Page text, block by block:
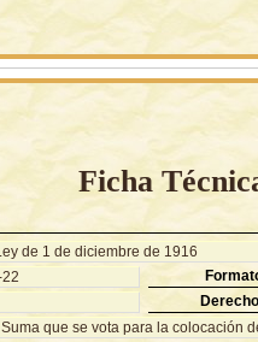
Ficha
de 1 de diciembre de 1916
que se vota para la colocación